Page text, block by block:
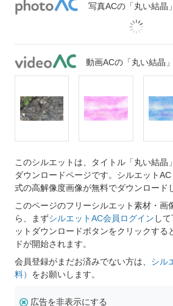
写真ACの「丸い結晶
動画ACの「丸い結晶
このシルエットは、タイトル「丸い結晶
ダウンロードページです。シルエット
式の高解像度画像が無料でダウンロード
このページのフリーシルエット素材・画
ら、まずシルエットAC会員ログイン し
ットダウンロードボタンをクリックする
ドが開始されます。
会員登録がまだお済みでない方は、 シル
料） をお願いします。
広告を非表示にする